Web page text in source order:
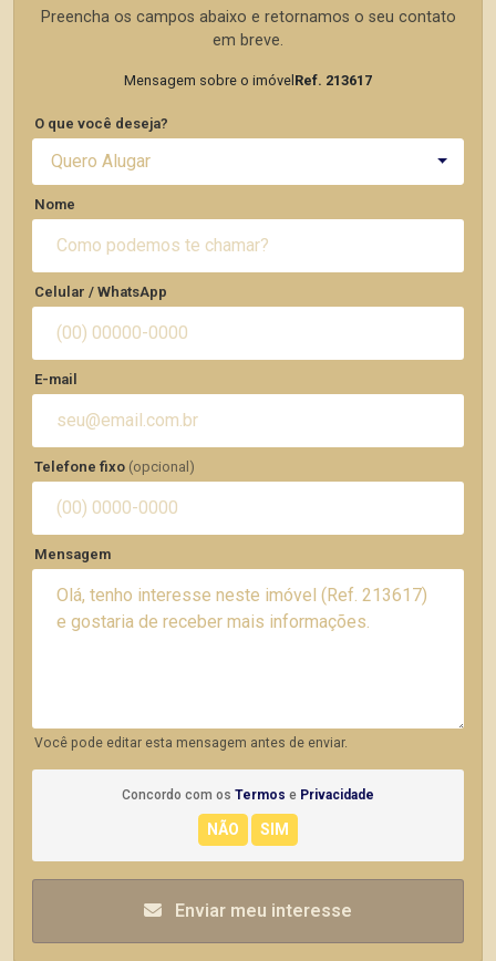
Preencha os campos abaixo e retornamos o seu contato
em breve.
Mensagem sobre o imóvel Ref. 213617
O que você deseja?
Quero Alugar
Nome
Celular / WhatsApp
E-mail
Telefone fixo (opcional)
Mensagem
Você pode editar esta mensagem antes de enviar.
Concordo com os Termos e Privacidade
Enviar meu interesse